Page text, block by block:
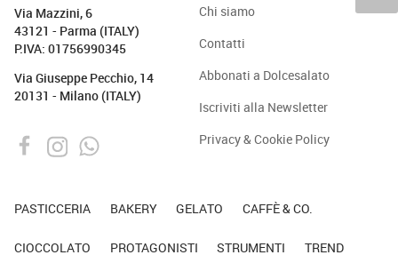
Via Mazzini, 6
43121 - Parma (ITALY)
P.IVA: 01756990345
Via Giuseppe Pecchio, 14
20131 - Milano (ITALY)
Chi siamo
Contatti
Abbonati a Dolcesalato
Iscriviti alla Newsletter
Privacy & Cookie Policy
PASTICCERIA BAKERY GELATO CAFFÈ & CO.
CIOCCOLATO PROTAGONISTI STRUMENTI TREND